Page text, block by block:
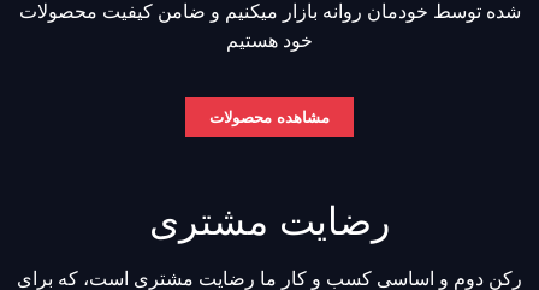
شده توسط خودمان روانه بازار میکنیم و ضامن کیفیت محصولات
خود هستیم
مشاهده محصولات
رضایت مشتری
رکن دوم و اساسی کسب و کار ما رضایت مشتری است، که برای